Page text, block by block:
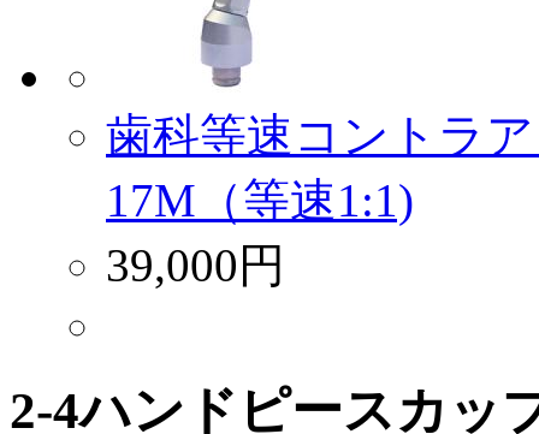
歯科等速コントラ
17M（等速1:1)
39,000円
2-4ハンドピースカッ